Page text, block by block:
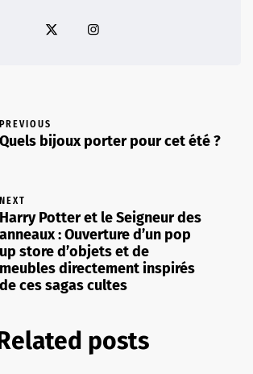
PREVIOUS
Quels bijoux porter pour cet été ?
NEXT
Harry Potter et le Seigneur des
anneaux : Ouverture d’un pop
up store d’objets et de
meubles directement inspirés
de ces sagas cultes
posts